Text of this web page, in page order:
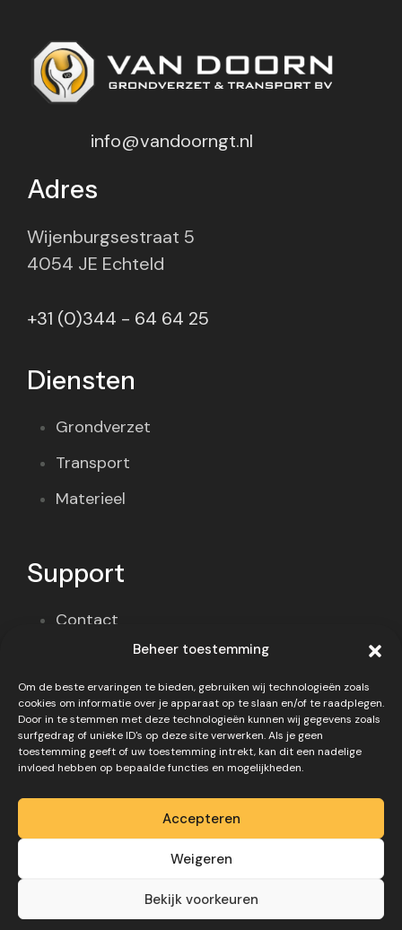
Beheer toestemming
Om de beste ervaringen te bieden, gebruiken wij technologieën zoals
cookies om informatie over je apparaat op te slaan en/of te raadplegen.
Door in te stemmen met deze technologieën kunnen wij gegevens zoals
surfgedrag of unieke ID's op deze site verwerken. Als je geen
toestemming geeft of uw toestemming intrekt, kan dit een nadelige
invloed hebben op bepaalde functies en mogelijkheden.
Accepteren
Weigeren
Bekijk voorkeuren
info@vandoorngt.nl
Adres
Wijenburgsestraat 5
4054 JE Echteld
+31 (0)344 - 64 64 25
Diensten
Grondverzet
Transport
Materieel
Support
Contact
Privacy policy
Disclaimer
Copyright 2026 – Website
gemaakt doorDigivo
Grondverzet Specialist